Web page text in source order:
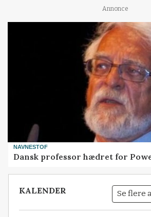
Annonce
NAVNESTOF
Dansk professor hædret for
KALENDER Se flere